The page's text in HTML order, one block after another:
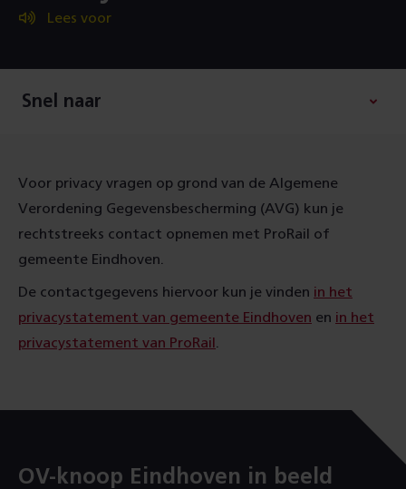
Lees voor
Snel naar
Voor privacy vragen op grond van de Algemene
Verordening Gegevensbescherming (AVG) kun je
rechtstreeks contact opnemen met ProRail of
gemeente Eindhoven.
De contactgegevens hiervoor kun je vinden in het
privacystatement van gemeente Eindhoven en in het
privacystatement van ProRail
OV-knoop Eindhoven in beeld